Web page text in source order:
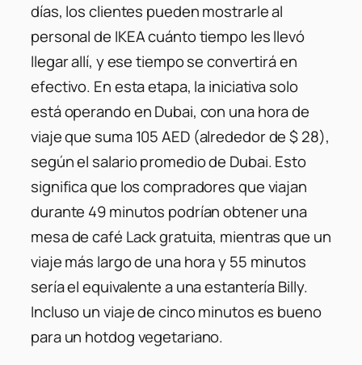
días, los clientes pueden mostrarle al
personal de IKEA cuánto tiempo les llevó
llegar allí, y ese tiempo se convertirá en
efectivo. En esta etapa, la iniciativa solo
está operando en Dubai, con una hora de
viaje que suma 105 AED (alrededor de $ 28),
según el salario promedio de Dubai. Esto
significa que los compradores que viajan
durante 49 minutos podrían obtener una
mesa de café Lack gratuita, mientras que un
viaje más largo de una hora y 55 minutos
sería el equivalente a una estantería Billy.
Incluso un viaje de cinco minutos es bueno
para un hotdog vegetariano.